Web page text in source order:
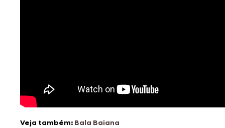
Veja também: Bala Baiana